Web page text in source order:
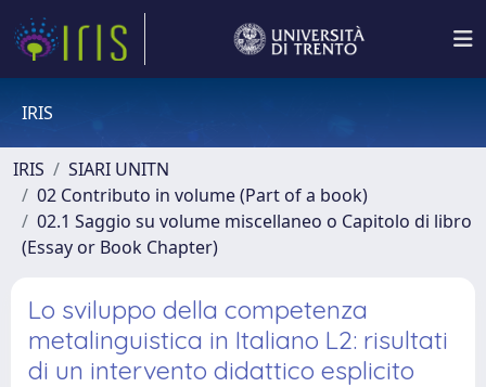
IRIS
IRIS
SIARI UNITN
02 Contributo in volume (Part of a book)
02.1 Saggio su volume miscellaneo o Capitolo di libro
(Essay or Book Chapter)
Lo sviluppo della competenza
metalinguistica in Italiano L2: risultati
di un intervento didattico esplicito